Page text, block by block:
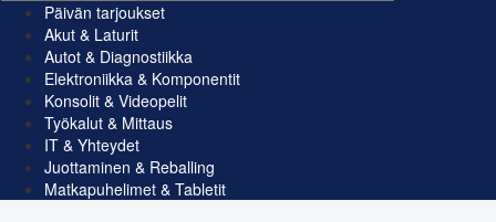
Päivän tarjoukset
Akut & Laturit
Autot & Diagnostiikka
Elektroniikka & Komponentit
Konsolit & Videopelit
Työkalut & Mittaus
IT & Yhteydet
Juottaminen & Reballing
Matkapuhelimet & Tabletit